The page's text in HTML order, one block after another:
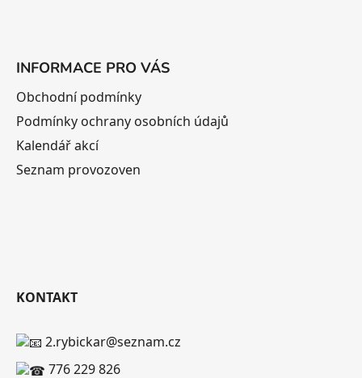
INFORMACE PRO VÁS
Obchodní podmínky
Podmínky ochrany osobních údajů
Kalendář akcí
Seznam provozoven
KONTAKT
2.rybickar@seznam.cz
776 229 826